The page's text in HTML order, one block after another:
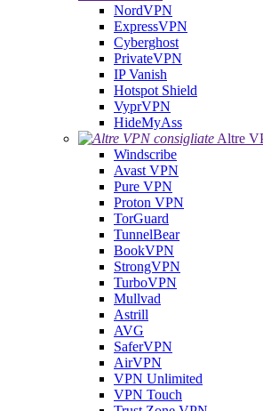
NordVPN
ExpressVPN
Cyberghost
PrivateVPN
IP Vanish
Hotspot Shield
VyprVPN
HideMyAss
Altre
Windscribe
Avast VPN
Pure VPN
Proton VPN
TorGuard
TunnelBear
BookVPN
StrongVPN
TurboVPN
Mullvad
Astrill
AVG
SaferVPN
AirVPN
VPN Unlimited
VPN Touch